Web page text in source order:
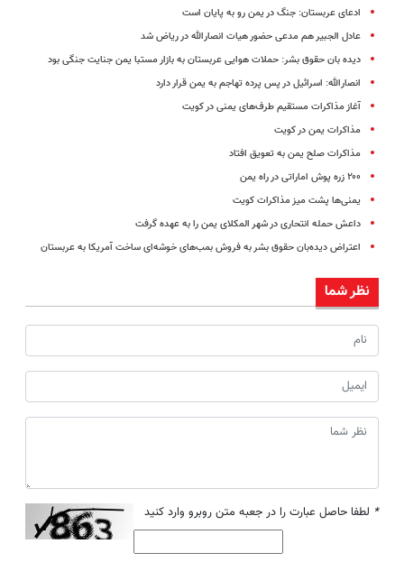
ادعای عربستان: جنگ در یمن رو به پایان است
عادل الجبیر هم مدعی حضور هیات انصارالله در ریاض شد
دیده بان حقوق بشر: حملات هوایی عربستان به بازار مستبا یمن جنایت جنگی بود
انصارالله: اسرائیل در پس پرده تهاجم به یمن قرار دارد
آغاز مذاکرات مستقیم طرف‌های یمنی در کویت
مذاکرات یمن در کویت
مذاکرات صلح یمن به تعویق افتاد
۲۰۰ زره پوش اماراتی در راه یمن
یمنی‌ها پشت میز مذاکرات کویت
داعش حمله انتحاری در شهر المکلای یمن را به عهده گرفت
اعتراض دیده‌بان حقوق بشر به فروش بمب‌های خوشه‌ای ساخت آمریکا به عربستان
نظر شما
* لطفا حاصل عبارت را در جعبه متن روبرو وارد کنید